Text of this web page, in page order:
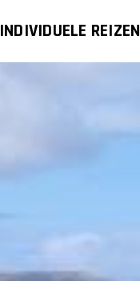
INDIVIDUELE REIZEN